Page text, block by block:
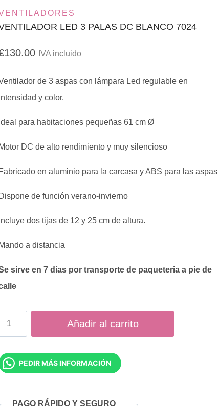
LED 3 PALAS DC BLANCO 7024
130.00 IVA incluido
de 3 aspas con lámpara Led regulable en
y color.
Ideal para habitaciones pequeñas 61 cm Ø
Motor DC de alto rendimiento y muy silencioso
Fabricado en aluminio para la carcasa y ABS para las aspas
Dispone de función verano-invierno
Incluye dos tijas de 12 y 25 cm de altura.
Mando a distancia
sirve en 7 días por transporte de paqueteria a pie de
VENTILADOR
BLANCO
Añadir al carrito
PEDIR MÁS INFORMACIÓN
PAGO RÁPIDO Y SEGURO